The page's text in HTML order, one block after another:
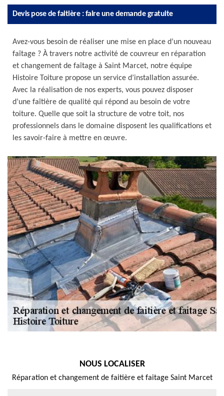
Devis pose de faitière : faire une demande gratuite
Avez-vous besoin de réaliser une mise en place d’un nouveau
faîtage ? À travers notre activité de couvreur en réparation
et changement de faîtage à Saint Marcet, notre équipe
Histoire Toiture propose un service d’installation assurée.
Avec la réalisation de nos experts, vous pouvez disposer
d’une faîtière de qualité qui répond au besoin de votre
toiture. Quelle que soit la structure de votre toit, nos
professionnels dans le domaine disposent les qualifications et
les savoir-faire à mettre en œuvre.
NOUS LOCALISER
Réparation et changement de faitière et faitage Saint Marcet